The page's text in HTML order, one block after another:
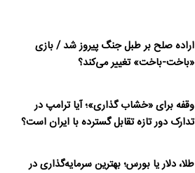
اراده صلح بر طبل جنگ پیروز شد / بازی
«باخت-باخت» تغییر می‌کند؟
وقفه برای «خشاب گذاری»؛ آیا ترامپ در
تدارک دور تازه تقابل گسترده با ایران است؟
طلا، دلار یا بورس؛ بهترین سرمایه‌گذاری در